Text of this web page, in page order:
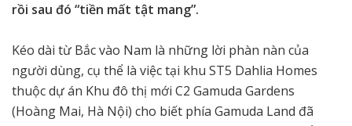
rồi sau đó “tiền mất tật mang”.
Kéo dài từ Bắc vào Nam là những lời phàn nàn của
người dùng, cụ thể là việc tại khu ST5 Dahlia Homes
thuộc dự án Khu đô thị mới C2 Gamuda Gardens
(Hoàng Mai, Hà Nội) cho biết phía Gamuda Land đã